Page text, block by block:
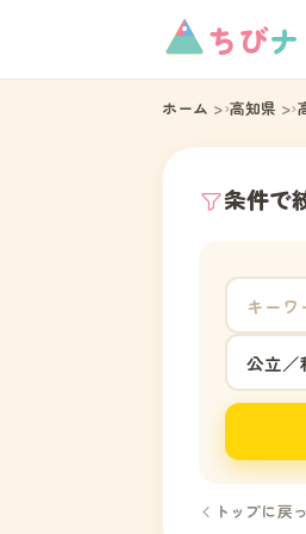
ちび
ホーム 高知県
条件で
トップに戻